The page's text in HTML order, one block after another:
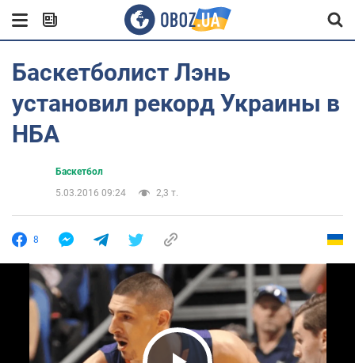
Баскетболист Лэнь
установил рекорд Украины в
НБА
Баскетбол
5.03.2016 09:24
2,3 т.
8